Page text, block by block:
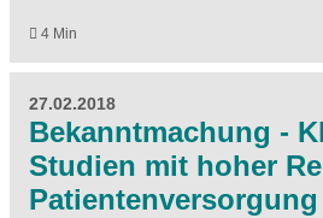
4 Min
27.02.2018
Bekanntmachung -
Studien mit hoher
Patientenversorgung